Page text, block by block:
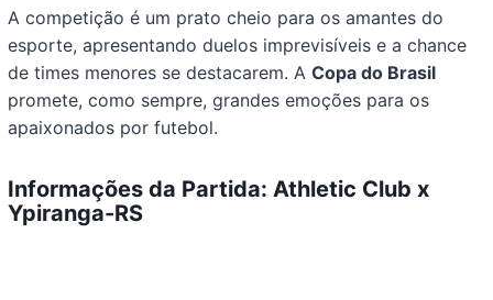
A competição é um prato cheio para os amantes do
esporte, apresentando duelos imprevisíveis e a chance
de times menores se destacarem. ACopa do Brasil
promete, como sempre, grandes emoções para os
apaixonados por futebol.
Informações da Partida: Athletic Club x
Ypiranga-RS